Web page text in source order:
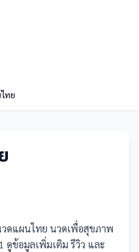
ทย
ดแผนไทย นวดเพื่อสุขภาพ
ดูข้อมูลเพิ่มเติม รีวิว และ